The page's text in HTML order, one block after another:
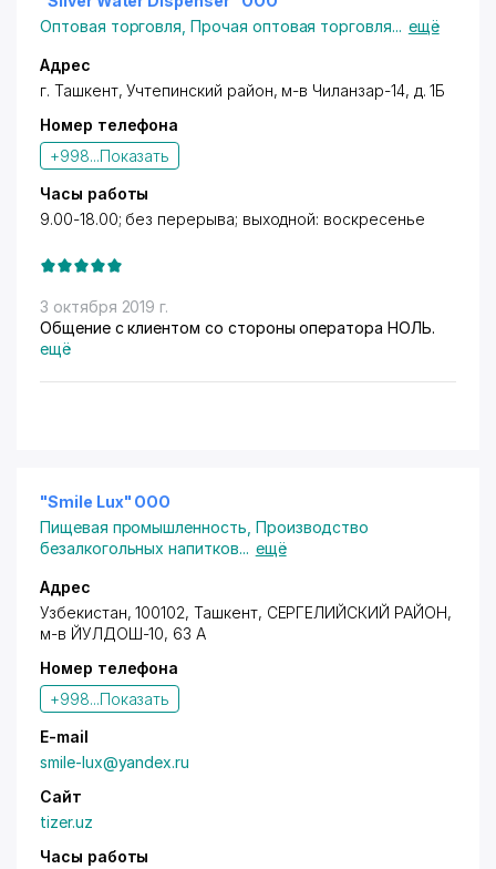
Оптовая торговля ,Прочая оптовая торговля... ещё
Адрес
г. Ташкент,Учтепинский район, м-в Чиланзар-14, д. 1Б
Номер телефона
+998...Показать
Часы работы
9.00-18.00; без перерыва; выходной: воскресенье
3 октября 2019 г.
Общение с клиентом со стороны оператора НОЛЬ.
ещё
"Smile Lux" ООО
Пищевая промышленность Производство
безалкогольных напитков... ещё
Адрес
Узбекистан, 100102, Ташкент, СЕРГЕЛИЙСКИЙ РАЙОН,
м-в ЙУЛДОШ-10, 63 А
Номер телефона
+998...Показать
E-mail
smile-lux@yandex.ru
Сайт
tizer.uz
Часы работы